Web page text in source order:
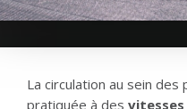
La circulation au sein
pratiquée à des